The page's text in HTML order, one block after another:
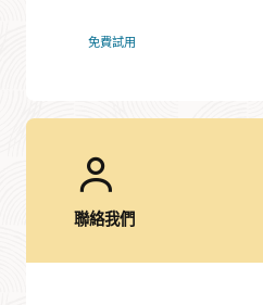
免費試用
聯絡我們